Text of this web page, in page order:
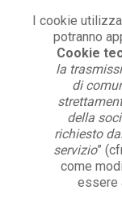
I cookie
potranno
Cookie
la
di
della
richiesto
servizio”
come
essere